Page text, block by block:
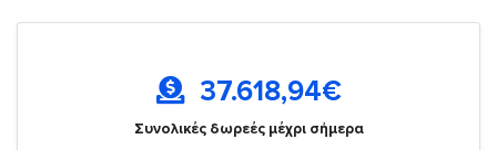
37.618,94€
Συνολικές δωρεές μέχρι σήμερα